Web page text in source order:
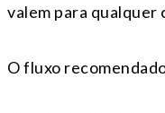
valem para qualquer
O fluxo